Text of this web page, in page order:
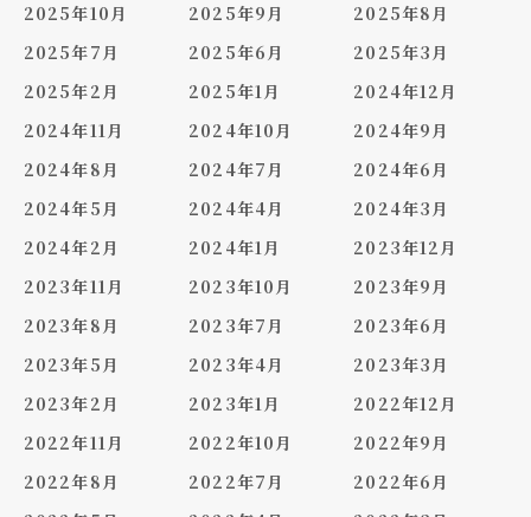
2025年10月
2025年9月
2025年8月
2025年7月
2025年6月
2025年3月
2025年2月
2025年1月
2024年12月
2024年11月
2024年10月
2024年9月
2024年8月
2024年7月
2024年6月
2024年5月
2024年4月
2024年3月
2024年2月
2024年1月
2023年12月
2023年11月
2023年10月
2023年9月
2023年8月
2023年7月
2023年6月
2023年5月
2023年4月
2023年3月
2023年2月
2023年1月
2022年12月
2022年11月
2022年10月
2022年9月
2022年8月
2022年7月
2022年6月